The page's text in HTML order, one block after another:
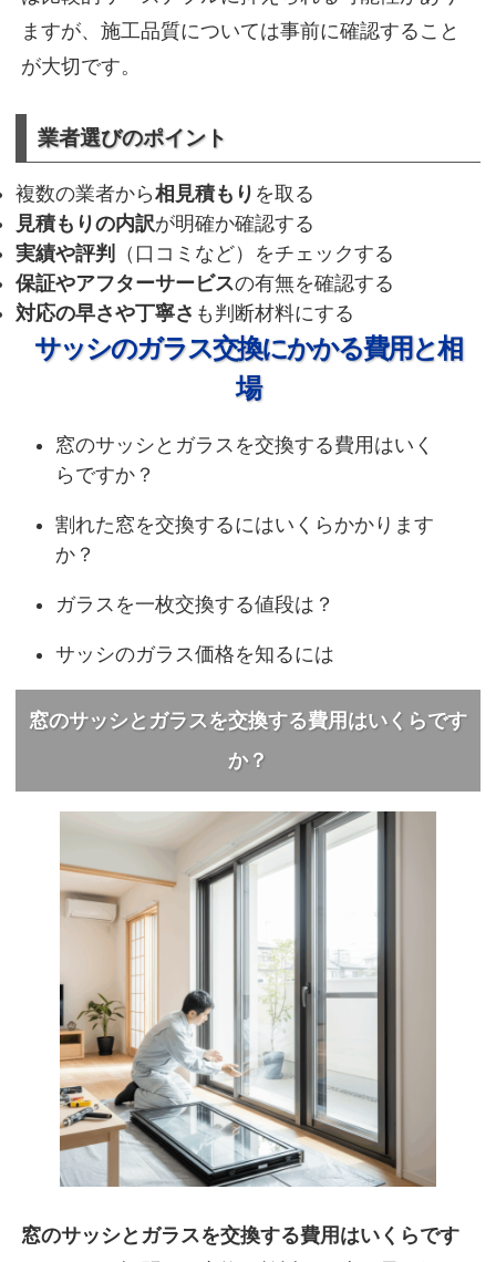
ますが、施工品質については事前に確認すること
が大切です。
業者選びのポイント
複数の業者から相見積もり を取る
見積もりの内訳が明確か確認する
実績や評判
（口コミなど）をチェックする
保証やアフターサービスの有無を確認する
対応の早さや丁寧さ も判断材料にする
サッシのガラス交換にかかる費用と相
場
窓のサッシとガラスを交換する費用はいく
らですか？
割れた窓を交換するにはいくらかかります
か？
ガラスを一枚交換する値段は？
サッシのガラス価格を知るには
窓のサッシとガラスを交換する費用はいくらです
か？
窓のサッシとガラスを交換する費用はいくらです